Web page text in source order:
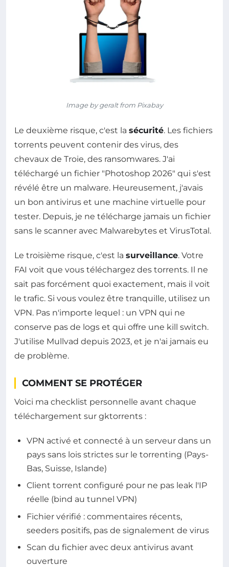
Image by geralt from Pixabay
Le deuxième risque, c'est la sécurité. Les fichiers
torrents peuvent contenir des virus, des
chevaux de Troie, des ransomwares. J'ai
téléchargé un fichier "Photoshop 2026" qui s'est
révélé être un malware. Heureusement, j'avais
un bon antivirus et une machine virtuelle pour
tester. Depuis, je ne télécharge jamais un fichier
sans le scanner avec Malwarebytes et VirusTotal.
Le troisième risque, c'est la surveillance. Votre
FAI voit que vous téléchargez des torrents. Il ne
sait pas forcément quoi exactement, mais il voit
le trafic. Si vous voulez être tranquille, utilisez un
VPN. Pas n'importe lequel : un VPN qui ne
conserve pas de logs et qui offre une kill switch.
J'utilise Mullvad depuis 2023, et je n'ai jamais eu
de problème.
COMMENT SE PROTÉGER
Voici ma checklist personnelle avant chaque
téléchargement sur gktorrents :
VPN activé et connecté à un serveur dans un
pays sans lois strictes sur le torrenting (Pays-
Bas, Suisse, Islande)
Client torrent configuré pour ne pas leak l'IP
réelle (bind au tunnel VPN)
Fichier vérifié : commentaires récents,
seeders positifs, pas de signalement de virus
Scan du fichier avec deux antivirus avant
ouverture